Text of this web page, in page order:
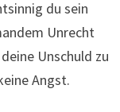
du sein
Unrecht
Unschuld zu
Angst.